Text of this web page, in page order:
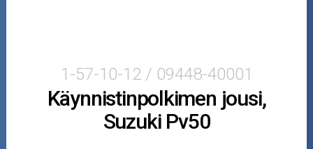
Mönkijän osat
Puutarha ja metsä
1-57-10-12 / 09448-40001
Käynnistinpolkimen jousi,
Suzuki Pv50